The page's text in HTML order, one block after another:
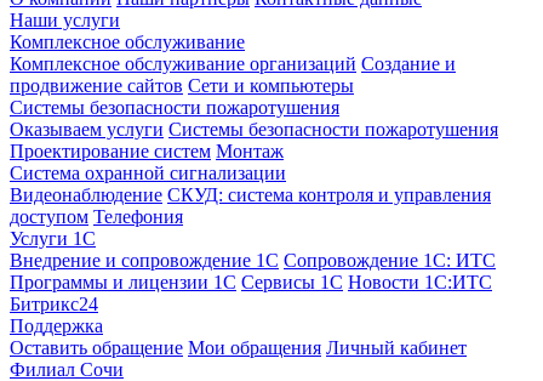
Наши услуги
Комплексное обслуживание
Комплексное обслуживание организаций Создание и
продвижение сайтов Сети и компьютеры
Системы безопасности пожаротушения
Оказываем услуги Системы безопасности пожаротушения
Проектирование систем Монтаж
Система охранной сигнализации
Видеонаблюдение СКУД: система контроля и управления
доступом Телефония
Услуги 1С
Внедрение и сопровождение 1С Сопровождение 1С: ИТС
Программы и лицензии 1С Сервисы 1С Новости 1С:ИТС
Битрикс24
Поддержка
Оставить обращение Мои обращения Личный кабинет
Филиал Сочи